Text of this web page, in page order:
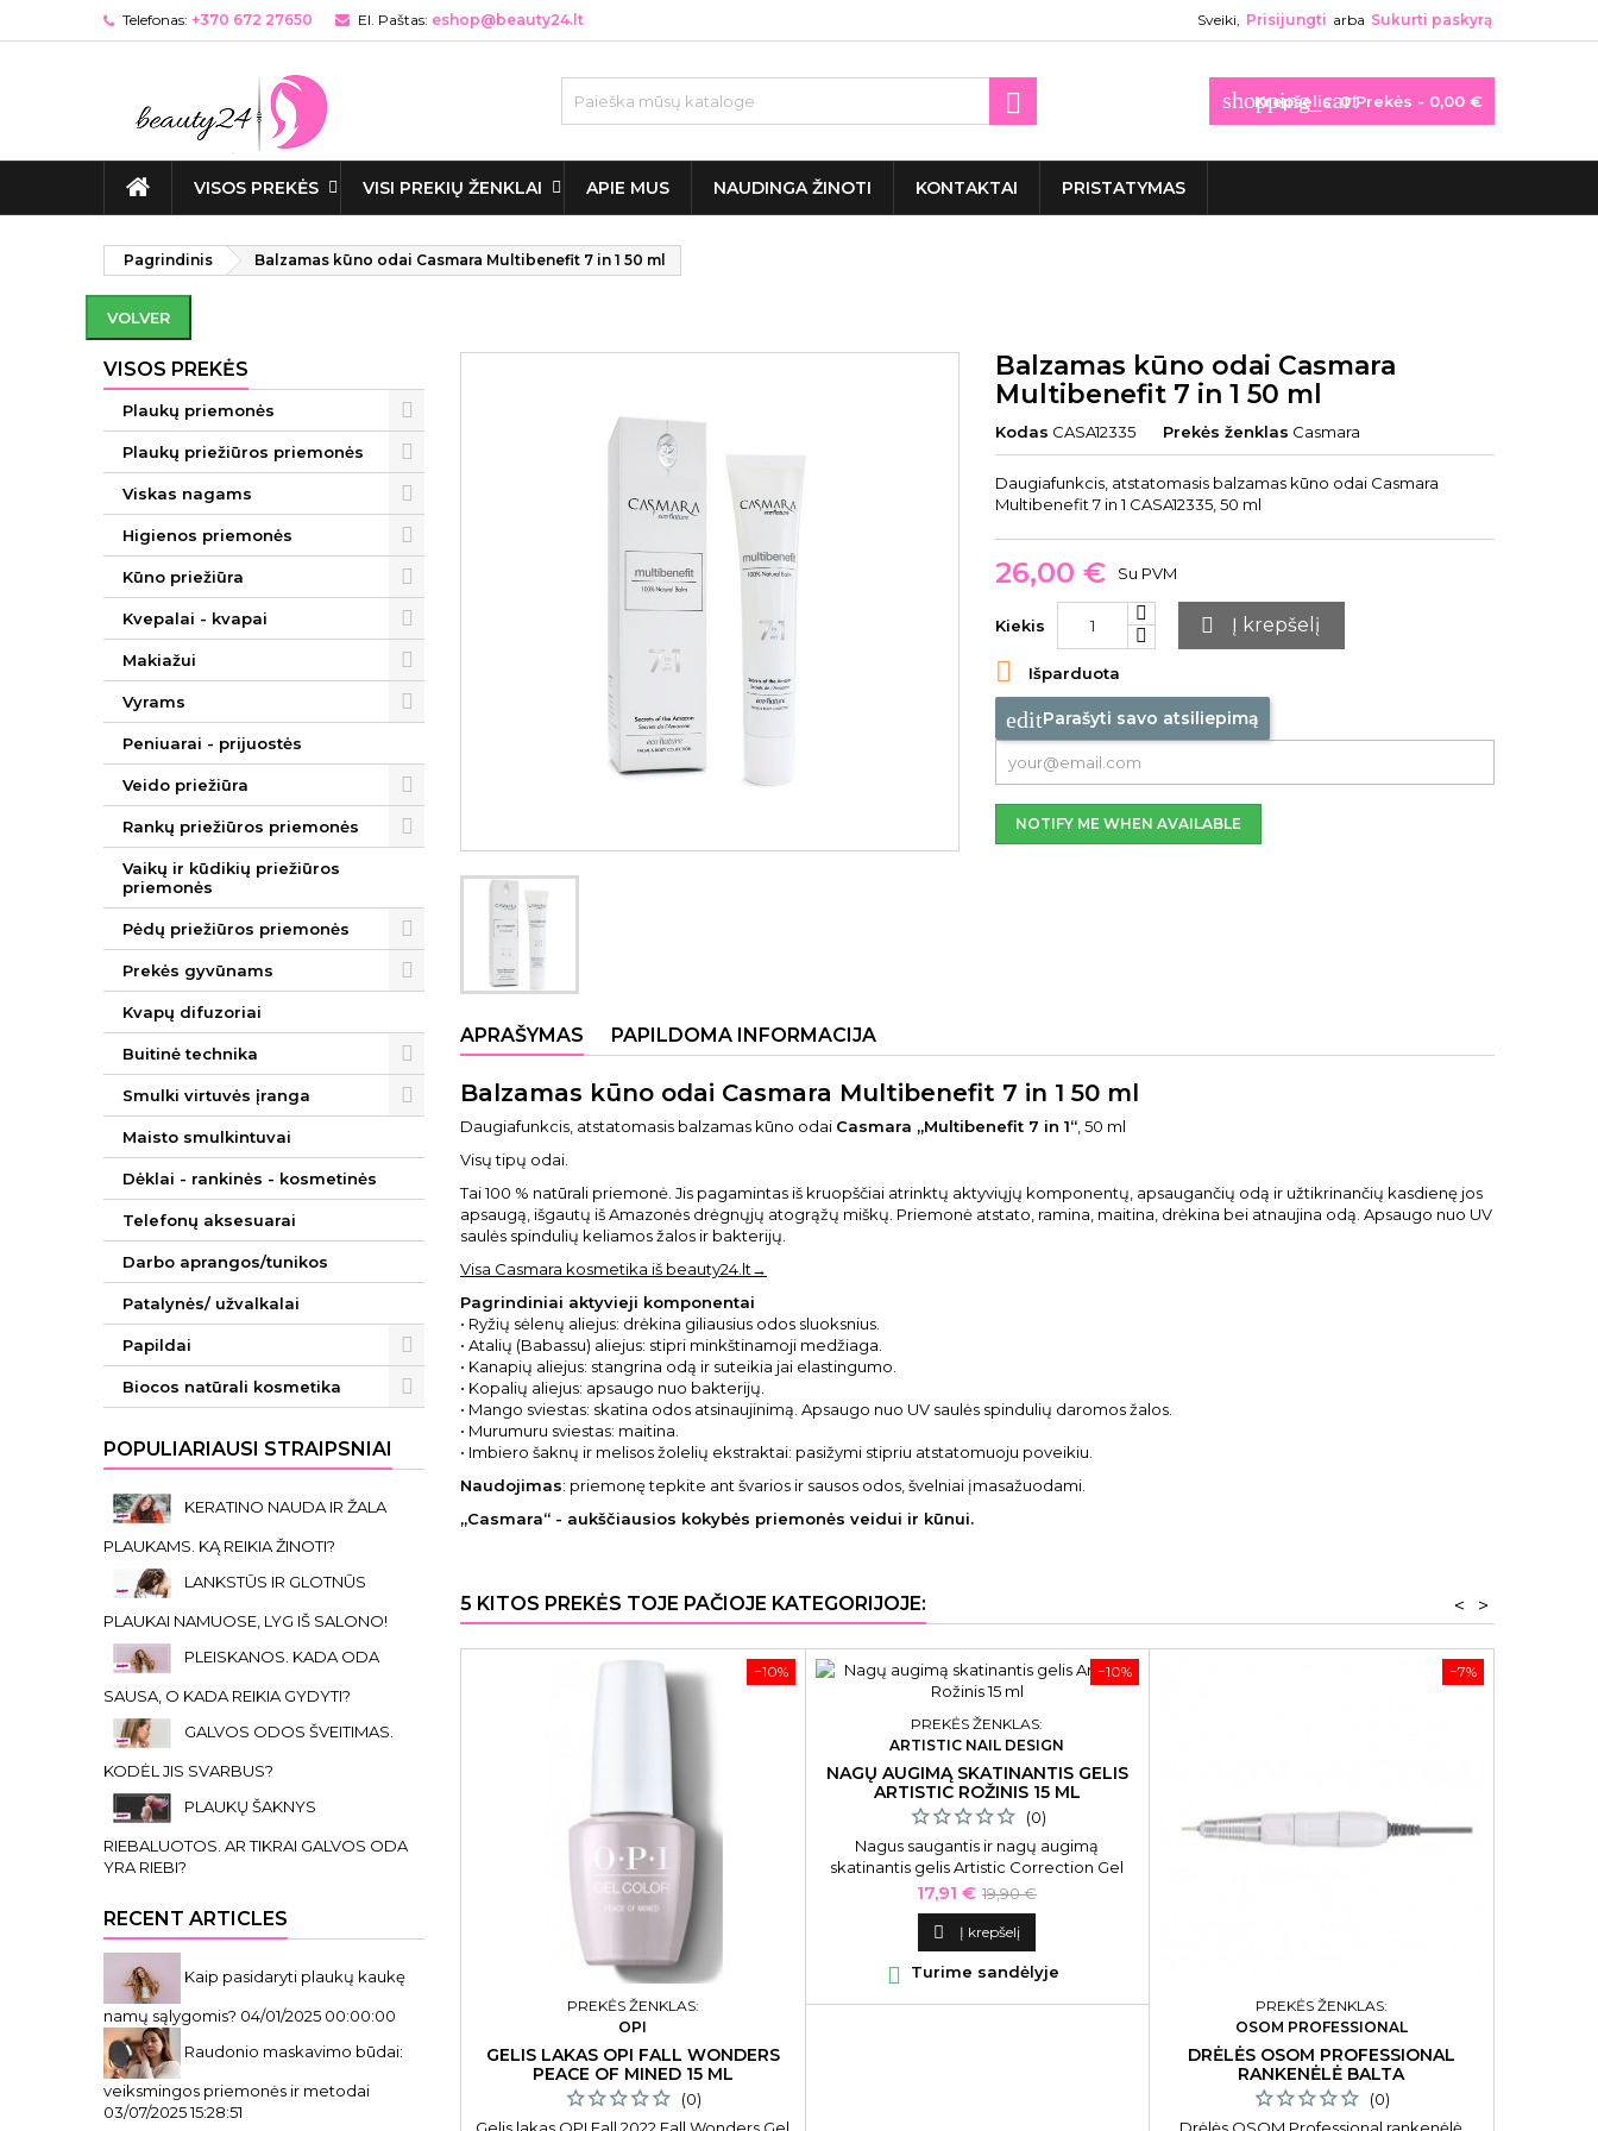
Telefonas: +370 672 27650 El. Paštas: eshop@beauty24.lt Sveiki, Prisijungti arba Sukurti paskyrą
shopping_cart
Krepšelis: 0Prekės - 0,00 €

VISOS PREKĖS VISI PREKIŲ ŽENKLAI APIE MUS NAUDINGA ŽINOTI KONTAKTAI PRISTATYMAS
Pagrindinis Balzamas kūno odai Casmara Multibenefit 7 in 1 50 ml
VOLVER
VISOS PREKĖS
Plaukų priemonės
Plaukų priežiūros priemonės
Viskas nagams
Higienos priemonės
Kūno priežiūra
Kvepalai - kvapai
Makiažui
Vyrams
Peniuarai - prijuostės
Veido priežiūra
Rankų priežiūros priemonės
Vaikų ir kūdikių priežiūros
priemonės
Pėdų priežiūros priemonės
Prekės gyvūnams
Kvapų difuzoriai
Buitinė technika
Smulki virtuvės įranga
Maisto smulkintuvai
Dėklai - rankinės - kosmetinės
Telefonų aksesuarai
Darbo aprangos/tunikos
Patalynės/ užvalkalai
Papildai
Biocos natūrali kosmetika
POPULIARIAUSI STRAIPSNIAI
KERATINO NAUDA IR ŽALA
PLAUKAMS. KĄ REIKIA ŽINOTI?
LANKSTŪS IR GLOTNŪS
PLAUKAI NAMUOSE, LYG IŠ SALONO!
PLEISKANOS. KADA ODA
SAUSA, O KADA REIKIA GYDYTI?
GALVOS ODOS ŠVEITIMAS.
KODĖL JIS SVARBUS?
PLAUKŲ ŠAKNYS
RIEBALUOTOS. AR TIKRAI GALVOS ODA
YRA RIEBI?
RECENT ARTICLES
Kaip pasidaryti plaukų kaukę
namų sąlygomis? 04/01/2025 00:00:00
Raudonio maskavimo būdai:
veiksmingos priemonės ir metodai
03/07/2025 15:28:51
Balzamas kūno odai Casmara
Multibenefit 7 in 1 50 ml
Kodas CASA12335 Prekės ženklas Casmara
Daugiafunkcis, atstatomasis balzamas kūno odai Casmara
Multibenefit 7 in 1 CASA12335, 50 ml
26,00 € Su PVM
Kiekis  Į krepšelį
 Išparduota
editParašyti savo atsiliepimą
NOTIFY ME WHEN AVAILABLE
APRAŠYMAS PAPILDOMA INFORMACIJA
Balzamas kūno odai Casmara Multibenefit 7 in 1 50 ml
Daugiafunkcis, atstatomasis balzamas kūno odai Casmara „Multibenefit 7 in 1“ , 50 ml
Visų tipų odai.
Tai 100 % natūrali priemonė. Jis pagamintas iš kruopščiai atrinktų aktyviųjų komponentų, apsaugančių odą ir užtikrinančių kasdienę jos
apsaugą, išgautų iš Amazonės drėgnųjų atogrąžų miškų. Priemonė atstato, ramina, maitina, drėkina bei atnaujina odą. Apsaugo nuo UV
saulės spindulių keliamos žalos ir bakterijų.
Visa Casmara kosmetika iš beauty24.lt→
Pagrindiniai aktyvieji komponentai
• Ryžių sėlenų aliejus: drėkina giliausius odos sluoksnius.
• Atalių (Babassu) aliejus: stipri minkštinamoji medžiaga.
• Kanapių aliejus: stangrina odą ir suteikia jai elastingumo.
• Kopalių aliejus: apsaugo nuo bakterijų.
• Mango sviestas: skatina odos atsinaujinimą. Apsaugo nuo UV saulės spindulių daromos žalos.
• Murumuru sviestas: maitina.
• Imbiero šaknų ir melisos žolelių ekstraktai: pasižymi stipriu atstatomuoju poveikiu.
Naudojimas: priemonę tepkite ant švarios ir sausos odos, švelniai įmasažuodami.
„Casmara“ - aukščiausios kokybės priemonės veidui ir kūnui.
5 KITOS PREKĖS TOJE PAČIOJE KATEGORIJOJE: >
<
−10%
PREKĖS ŽENKLAS:
OPI
GELIS LAKAS OPI FALL WONDERS
PEACE OF MINED 15 ML
(0)
Gelis lakas OPI Fall 2022 Fall Wonders Gel
−10%
PREKĖS ŽENKLAS:
ARTISTIC NAIL DESIGN
NAGŲ AUGIMĄ SKATINANTIS GELIS
ARTISTIC ROŽINIS 15 ML
(0)
Nagus saugantis ir nagų augimą
skatinantis gelis Artistic Correction Gel
Soak Off Brush - On Nail Strengthener
Pink Concealer ART2713233, rožinis, 15 ml
Kaina
17,91 € Bazinė
kaina
19,90 €
 Į krepšelį
 Turime sandėlyje
−7%
PREKĖS ŽENKLAS:
OSOM PROFESSIONAL
DRĖLĖS OSOM PROFESSIONAL
RANKENĖLĖ BALTA
(0)
Drėlės OSOM Professional rankenėlė